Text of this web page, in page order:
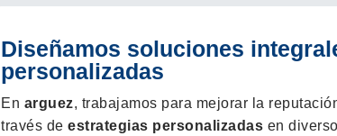
Diseñamos soluciones
personalizadas
En arguez, trabajamos para mejorar la
través de estrategias personalizadas en